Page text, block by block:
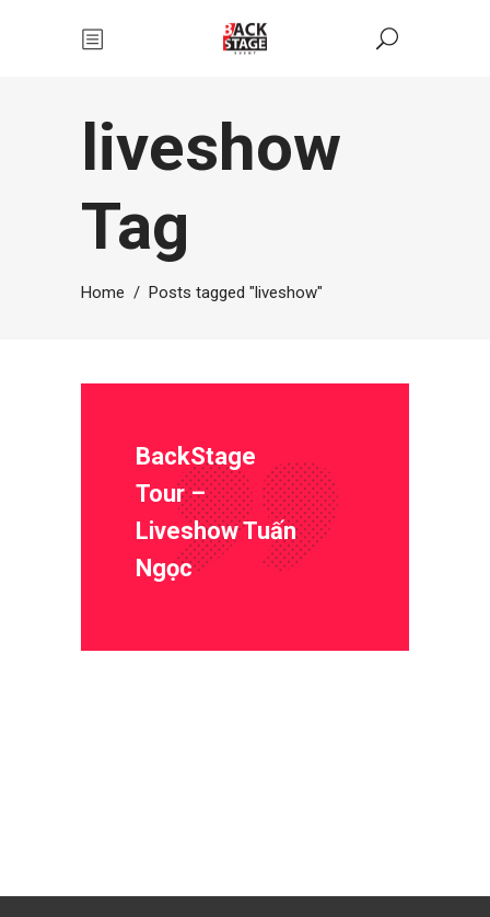
liveshow
Tag
Home / Posts tagged "liveshow"
BackStage
Tour –
Liveshow Tuấn
Ngọc